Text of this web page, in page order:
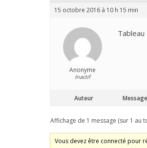
15 octobre 2016 à 10 h 15 min
Anonyme
Inactif
Auteur
Affichage de 1 message (sur 1 au
Vous devez être connecté pour